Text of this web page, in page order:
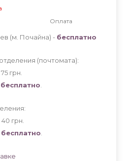
Оплата
(м. Почайна) - бесплатно
(почтомата):
грн
бесплатно
40 грн
бесплатно